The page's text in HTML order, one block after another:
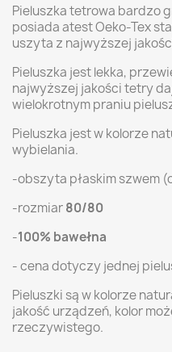
Pieluszka tetrowa bardzo
posiada atest Oeko-Tex
uszyta z najwyższej
Pieluszka jest lekka,
najwyższej jakości tetry
wielokrotnym praniu
Pieluszka jest w kolorze
wybielania.
-obszyta płaskim szwem
-rozmiar80/80
-100% bawełna
- cena dotyczy jednej
Pieluszki są w kolorze
jakość urządzeń, kolor
rzeczywistego.